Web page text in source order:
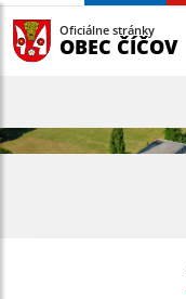
Oficiálne stránky
OBEC ČÍČOV